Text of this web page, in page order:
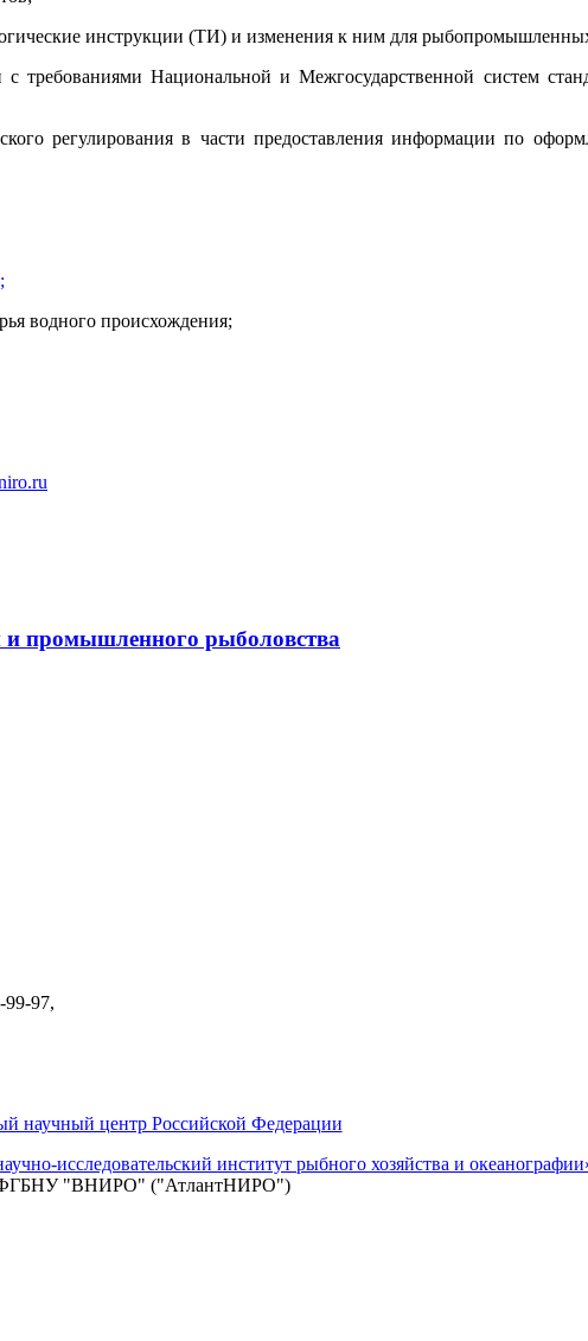
инструкции (ТИ) и изменения к ним для
Национальной и Межгосударственной систем
регулирования в части предоставления информации по
водного происхождения;
и промышленного рыболовства
99-97,
научный центр Российской Федерации
исследовательский институт рыбного хозяйства и
"ВНИРО" ("АтлантНИРО")